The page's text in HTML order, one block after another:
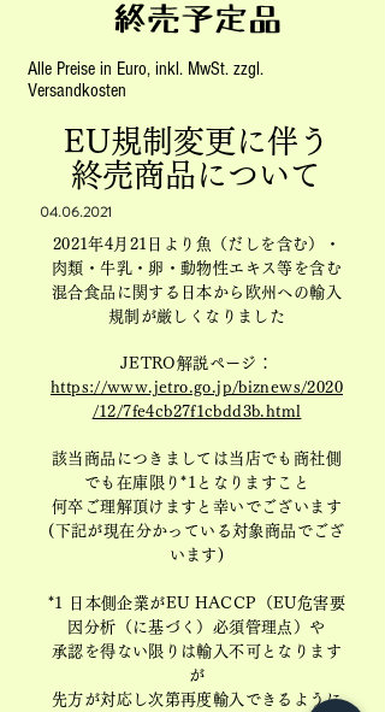
終売予定品
Alle Preise in Euro, inkl. MwSt. zzgl.
Versandkosten
EU規制変更に伴う
終売商品について
04.06.2021
2021年4月21日より魚（だしを含む）・
肉類・牛乳・卵・動物性エキス等を含む
混合食品に関する日本から欧州への輸入
規制が厳しくなりました
JETRO解説ページ：
https://www.jetro.go.jp/biznews/2020
/12/7fe4cb27f1cbdd3b.html
該当商品につきましては当店でも商社側
でも在庫限り*1となりますこと
何卒ご理解頂けますと幸いでございます
(下記が現在分かっている対象商品でござ
います)
*1 日本側企業がEU HACCP（EU危害要
因分析（に基づく）必須管理点） や
承認を得ない限りは輸入不可となります
が
先方が対応し次第再度輸入できるように